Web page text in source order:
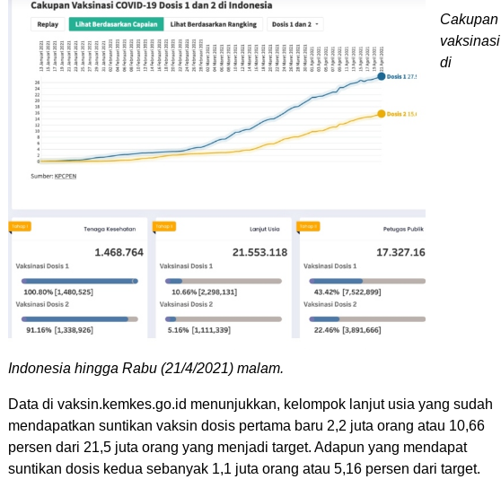
Cakupan
vaksinasi
di
Indonesia hingga Rabu (21/4/2021) malam.
Data di vaksin.kemkes.go.id menunjukkan, kelompok lanjut usia yang sudah
mendapatkan suntikan vaksin dosis pertama baru 2,2 juta orang atau 10,66
persen dari 21,5 juta orang yang menjadi target. Adapun yang mendapat
suntikan dosis kedua sebanyak 1,1 juta orang atau 5,16 persen dari target.